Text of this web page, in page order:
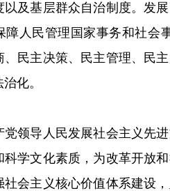
以及基层群众自治制度。发
障人民管理国家事务和社会
、民主决策、民主管理、民
化。
导人民发展社会主义先进
科学文化素质，为改革开放
社会主义核心价值体系建设